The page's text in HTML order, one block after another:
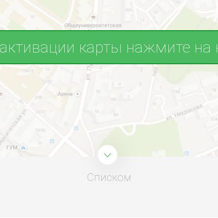
карты нажмите на
Списком